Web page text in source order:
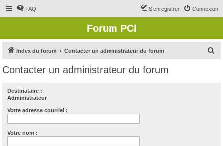
FAQ Connexion
S’enregistrer
Forum PCI
Index du forum Contacter un administrateur du forum
Contacter un administrateur du forum
Destinataire :
Administrateur
Votre adresse courriel :
Votre nom :